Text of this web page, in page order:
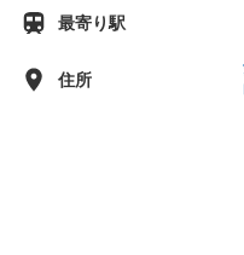
最寄り駅
住所